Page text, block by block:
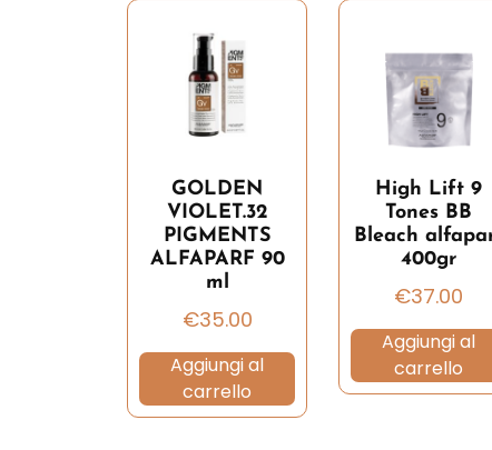
GOLDEN
VIOLET.32
PIGMENTS
ALFAPARF 90
ml
€35.00
Aggiungi al
carrello
High Lift 9
Tones BB
Bleach
400gr
€37.00
Aggiungi al
carrello